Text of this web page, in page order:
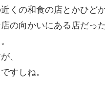
くの和食の店とかひどか
の向かいにある店だっ
、
すしね。